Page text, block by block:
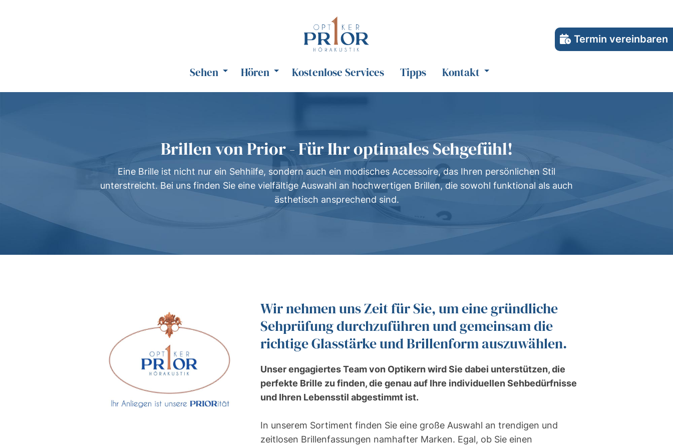
Sehen Hören Kostenlose Services Tipps Kontakt
Brillen von Prior - Für Ihr optimales Sehgefühl!
Eine Brille ist nicht nur ein Sehhilfe, sondern auch ein modisches Accessoire, das Ihren persönlichen Stil
unterstreicht. Bei uns finden Sie eine vielfältige Auswahl an hochwertigen Brillen, die sowohl funktional als auch
ästhetisch ansprechend sind.
Wir nehmen uns Zeit für Sie, um eine gründliche
Sehprüfung durchzuführen und gemeinsam die
richtige Glasstärke und Brillenform auszuwählen.
Unser engagiertes Team von Optikern wird Sie dabei unterstützen, die
perfekte Brille zu finden, die genau auf Ihre individuellen Sehbedürfnisse
und Ihren Lebensstil abgestimmt ist.
In unserem Sortiment finden Sie eine große Auswahl an trendigen und
zeitlosen Brillenfassungen namhafter Marken. Egal, ob Sie einen
Termin vereinbaren